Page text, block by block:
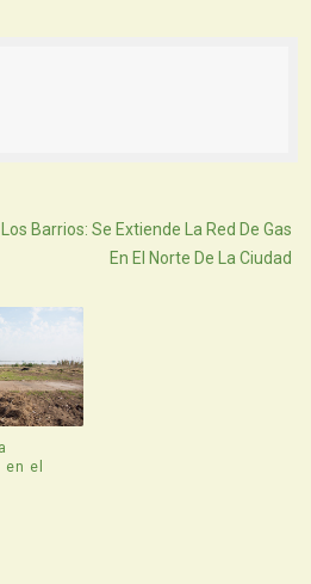
Barrios: Se Extiende La Red De Gas
En El Norte De La Ciudad
el